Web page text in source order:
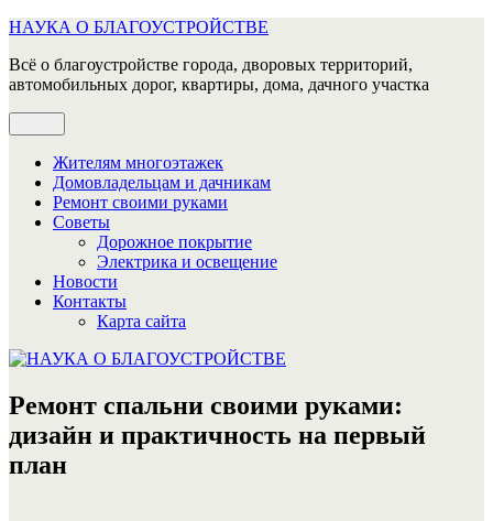
Перейти
содержимому
НАУКА О БЛАГОУСТРОЙСТВЕ
Всё о благоустройстве города, дворовых территорий,
автомобильных дорог, квартиры, дома, дачного участка
Жителям многоэтажек
Домовладельцам и дачникам
Ремонт своими руками
Советы
Дорожное покрытие
Электрика и освещение
Новости
Контакты
Карта сайта
Ремонт спальни своими руками:
дизайн и практичность на первый
план